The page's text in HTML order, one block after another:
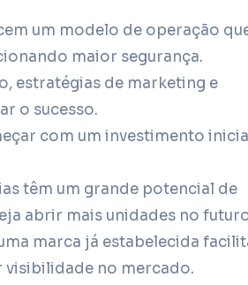
um modelo de operação
maior segurança.
estratégias de marketing e
o sucesso.
com um investimento
têm um grande potencial de
abrir mais unidades no
marca já estabelecida
visibilidade no mercado.